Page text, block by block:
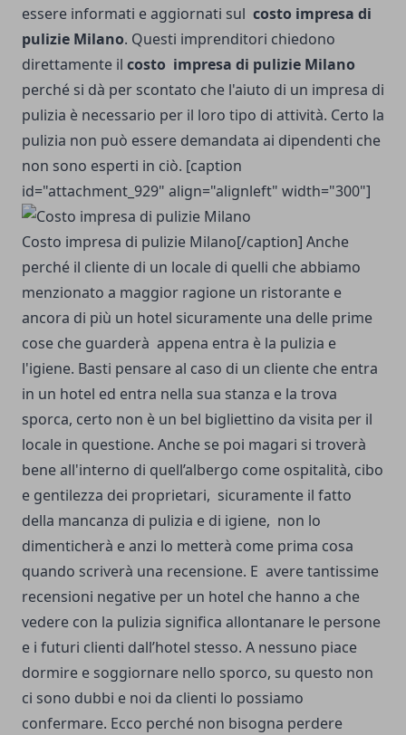
essere informati e aggiornati sul costo impresa di
pulizie Milano. Questi imprenditori chiedono
direttamente il costo impresa di pulizie Milano
perché si dà per scontato che l'aiuto di un impresa di
pulizia è necessario per il loro tipo di attività. Certo la
pulizia non può essere demandata ai dipendenti che
non sono esperti in ciò. [caption
id="attachment_929" align="alignleft" width="300"]
Costo impresa di pulizie Milano[/caption] Anche
perché il cliente di un locale di quelli che abbiamo
menzionato a maggior ragione un ristorante e
ancora di più un hotel sicuramente una delle prime
cose che guarderà appena entra è la pulizia e
l'igiene. Basti pensare al caso di un cliente che entra
in un hotel ed entra nella sua stanza e la trova
sporca, certo non è un bel bigliettino da visita per il
locale in questione. Anche se poi magari si troverà
bene all'interno di quell’albergo come ospitalità, cibo
e gentilezza dei proprietari, sicuramente il fatto
della mancanza di pulizia e di igiene, non lo
dimenticherà e anzi lo metterà come prima cosa
quando scriverà una recensione. E avere tantissime
recensioni negative per un hotel che hanno a che
vedere con la pulizia significa allontanare le persone
e i futuri clienti dall’hotel stesso. A nessuno piace
dormire e soggiornare nello sporco, su questo non
ci sono dubbi e noi da clienti lo possiamo
confermare. Ecco perché non bisogna perdere